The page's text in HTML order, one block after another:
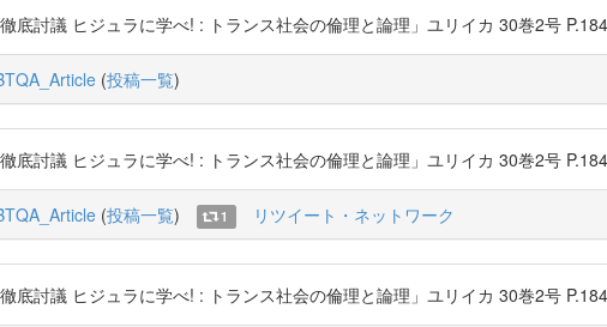
底討議 ヒジュラに学べ! : トランス社会の倫理と論理」ユリイカ 30巻2号
(投稿一覧)
底討議 ヒジュラに学べ! : トランス社会の倫理と論理」ユリイカ 30巻2号
(投稿一覧) 1 リツイート・ネットワーク
底討議 ヒジュラに学べ! : トランス社会の倫理と論理」ユリイカ 30巻2号